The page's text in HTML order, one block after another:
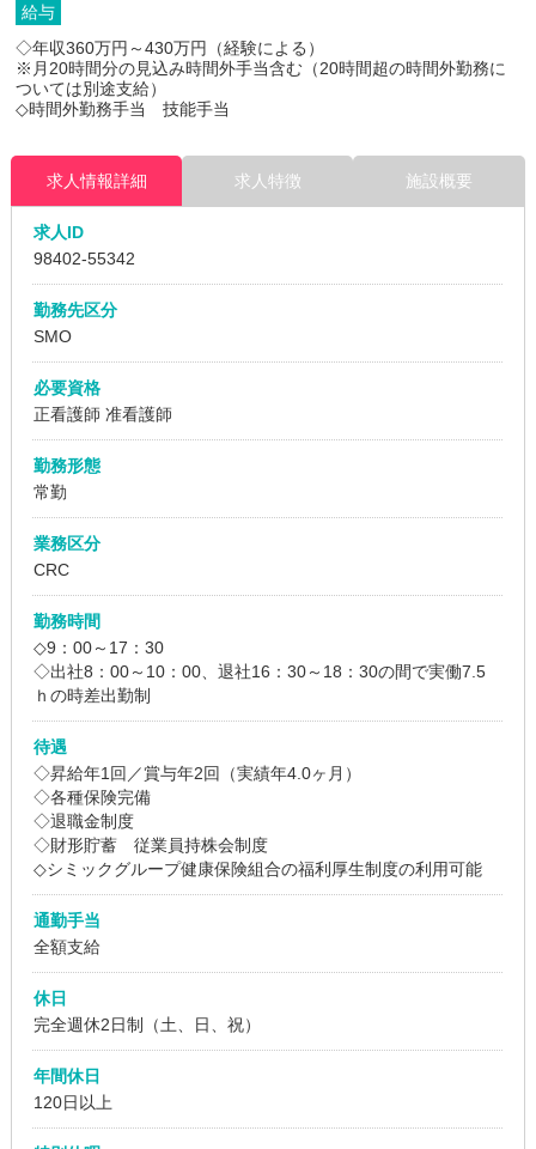
給与
◇年収360万円～430万円（経験による）
※月20時間分の見込み時間外手当含む（20時間超の時間外勤務に
ついては別途支給）
◇時間外勤務手当 技能手当
求人情報詳細 求人特徴 施設概要
求人ID
98402-55342
勤務先区分
SMO
必要資格
正看護師 准看護師
勤務形態
常勤
業務区分
CRC
勤務時間
◇9：00～17：30
◇出社8：00～10：00、退社16：30～18：30の間で実働7.5
ｈの時差出勤制
待遇
◇昇給年1回／賞与年2回（実績年4.0ヶ月）
◇各種保険完備
◇退職金制度
◇財形貯蓄 従業員持株会制度
◇シミックグループ健康保険組合の福利厚生制度の利用可能
通勤手当
全額支給
休日
完全週休2日制（土、日、祝）
年間休日
120日以上